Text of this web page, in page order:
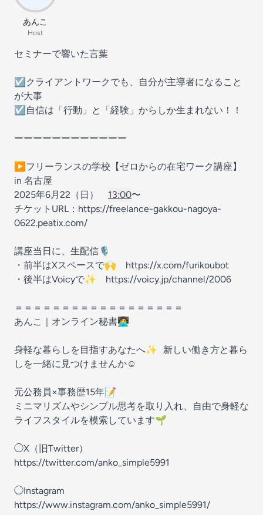
あんこ
Host
セミナーで響いた言葉
☑︎クライアントワークでも、自分が主導者になること
が大事
☑︎自信は「行動」と「経験」からしか生まれない！！
ーーーーーーーーーーーー
▶︎フリーランスの学校【ゼロからの在宅ワーク講座】
in 名古屋
2025年6月22（日） 13:00〜
チケットURL：https://freelance-gakkou-nagoya-
0622.peatix.com/
講座当日に、生配信🎙️
・前半はXスペースで🙌 https://x.com/furikoubot
・後半はVoicyで✨ https://voicy.jp/channel/2006
＝＝＝＝＝＝＝＝＝＝＝＝＝＝＝＝＝＝
あんこ｜オンライン秘書👩‍💻
身軽な暮らしを目指すあなたへ✨ 新しい働き方と暮ら
しを一緒に見つけませんか☺️
元公務員×事務歴15年📝
ミニマリズムやシンプル思考を取り入れ、自由で身軽な
ライフスタイルを模索しています🌱
◯X（旧Twitter）
https://twitter.com/anko_simple5991
◯Instagram
https://www.instagram.com/anko_simple5991/